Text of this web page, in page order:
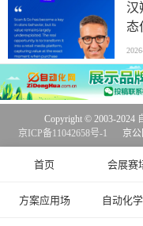
汉
态
首页 会展赛
方案应用场 自动化
Copyright © 2003-2024
京ICP备11042658号-1
京公